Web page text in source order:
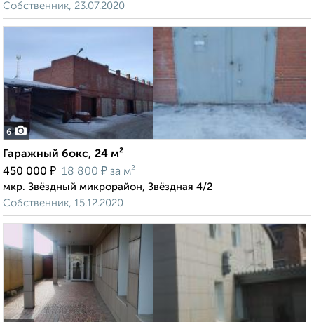
Собственник, 23.07.2020
6
Гаражный бокс, 24 м²
450 000 ₽ 18 800 ₽ за м²
мкр. Звёздный микрорайон, Звёздная 4/2
Собственник, 15.12.2020